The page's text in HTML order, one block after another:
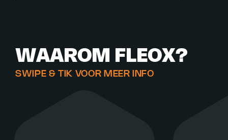
WAAROM FLEOX?
SWIPE & TIK VOOR MEER INFO